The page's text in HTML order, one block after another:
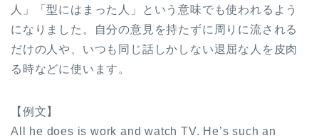
人」「型にはまった人」という意味でも使われるよう
になりました。自分の意見を持たずに周りに流される
だけの人や、いつも同じ話しかしない退屈な人を皮肉
る時などに使います。
【例文】
All he does is work and watch TV. He’s such an